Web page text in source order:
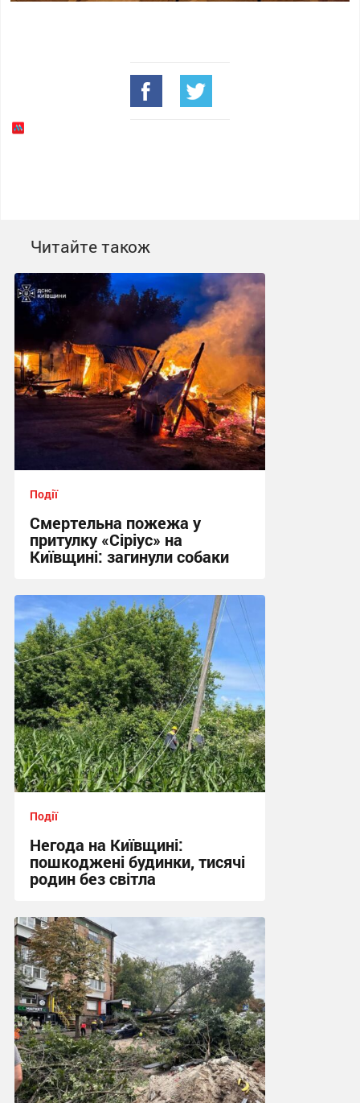
Читайте також
Події
Смертельна пожежа у
притулку «Сіріус» на
Київщині: загинули собаки
18:02 вчора
Події
Негода на Київщині:
пошкоджені будинки, тисячі
родин без світла
17:07 вчора